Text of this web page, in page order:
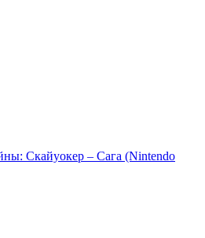
Скайуокер – Сага (Nintendo